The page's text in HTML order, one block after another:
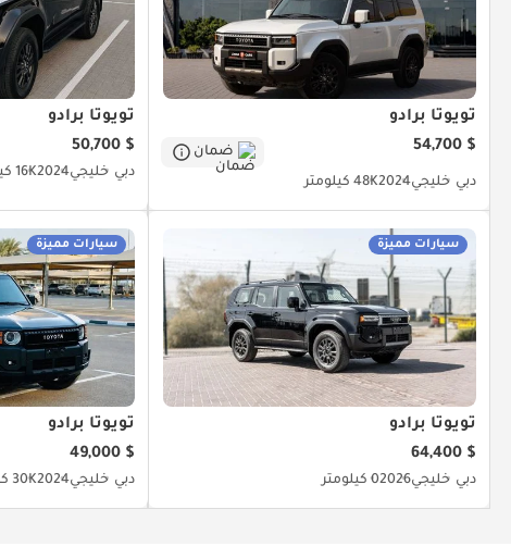
تويوتا برادو
$ 54,700
ضمان
دبي خليجي202448K كيلومتر
تويوتا برادو
$ 50,700
دبي خليجي202416K كيلومتر
سيارات مميزة
تويوتا برادو
$ 64,400
دبي خليجي20260 كيلومتر
سيارات مميزة
تويوتا برادو
$ 49,000
دبي خليجي202430K كيلومتر